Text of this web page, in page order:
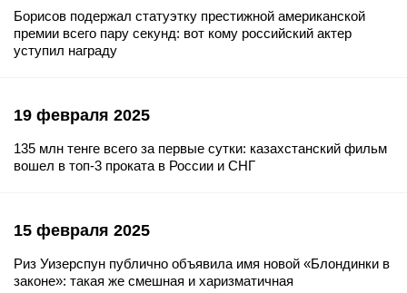
Борисов подержал статуэтку престижной американской
премии всего пару секунд: вот кому российский актер
уступил награду
19 февраля 2025
135 млн тенге всего за первые сутки: казахстанский фильм
вошел в топ-3 проката в России и СНГ
15 февраля 2025
Риз Уизерспун публично объявила имя новой «Блондинки в
законе»: такая же смешная и харизматичная